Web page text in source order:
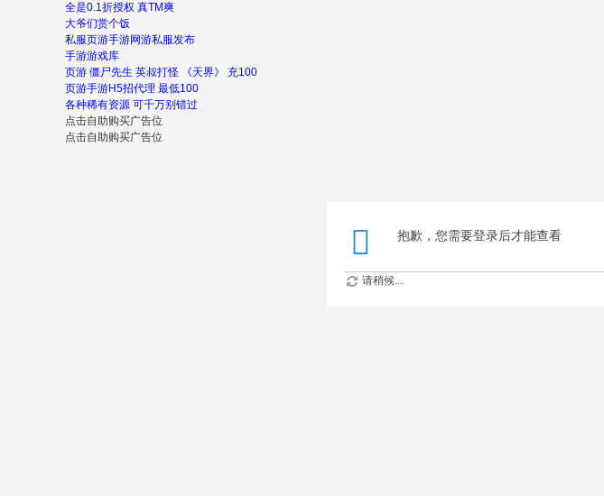
全是0.1折授权 真TM爽
大爷们赏个饭
私服页游手游网游私服发布
手游游戏库
页游 僵尸先生 英叔打怪 《天界》 充100
页游手游H5招代理 最低100
各种稀有资源 可千万别错过
点击自助购买广告位
点击自助购买广告位
抱歉，您需要登录后才能查看
请稍候...